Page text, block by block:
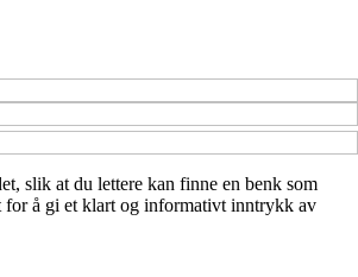
slik at du lettere kan finne en benk som
for å gi et klart og informativt inntrykk av